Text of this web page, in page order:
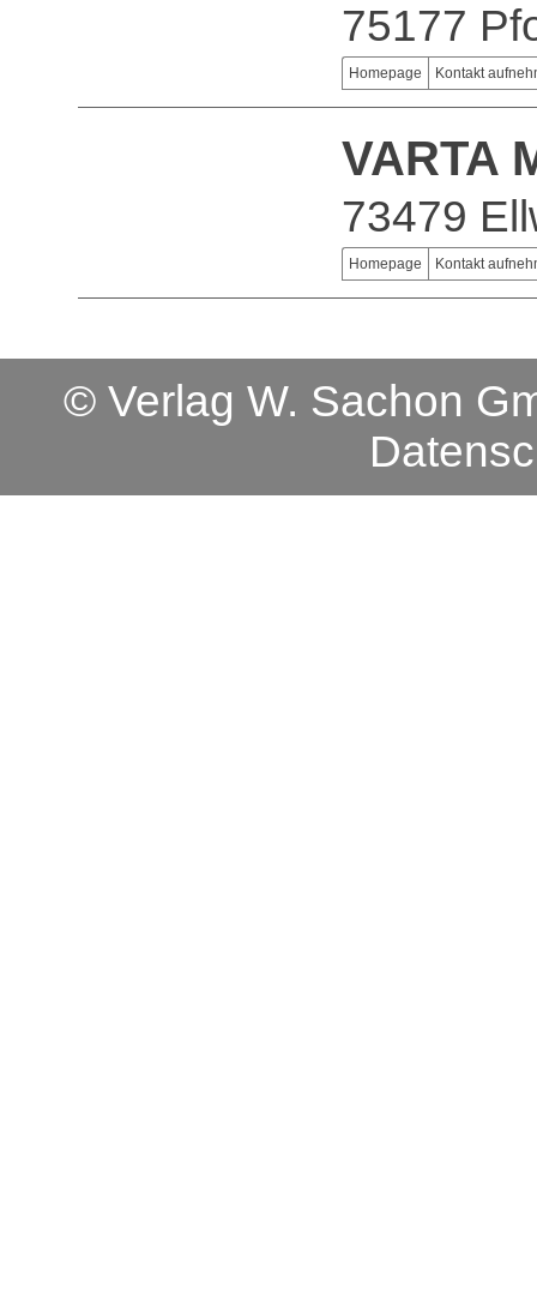
75177
Homepage Kontakt
VARTA
73479
Homepage Kontakt
© Verlag W. Sachon